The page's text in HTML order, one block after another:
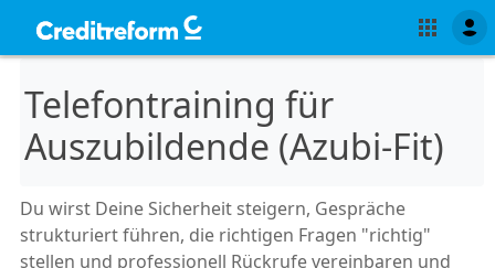
Telefontraining für
Auszubildende (Azubi-Fit)
Du wirst Deine Sicherheit steigern, Gespräche
strukturiert führen, die richtigen Fragen "richtig"
stellen und professionell Rückrufe vereinbaren und